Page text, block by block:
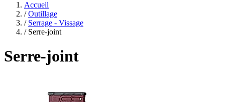
Accueil
/ Outillage
/ Serrage - Vissage
/ Serre-joint
Serre-joint